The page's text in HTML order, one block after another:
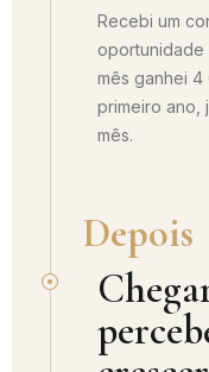
Recebi um
oportunidade
mês ganhei
primeiro ano,
mês.
Depois